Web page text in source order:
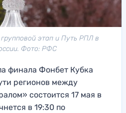
этап и Путь РПЛ в
Фото: РФС
финала Фонбет Кубка
регионов между
состоится 17 мая в
в 19:30 по